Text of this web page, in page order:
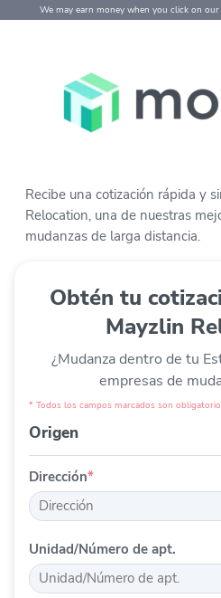
We may earn money when you click on our
Recibe una cotización rápida y
Relocation, una de nuestras
mudanzas de larga distancia.
Obtén tu
Mayzlin
¿Mudanza dentro de tu
empresas de
* Todos los campos marcados son
Origen
Dirección*
Unidad/Número de apt.